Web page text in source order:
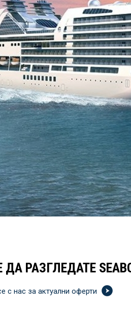
ДА РАЗГЛЕДАТЕ
с нас за актуални оферти